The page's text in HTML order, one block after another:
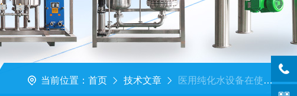
当前位置： 首页 技术文章 医用纯化水设备在使用过程中为什么会出现问题呢？